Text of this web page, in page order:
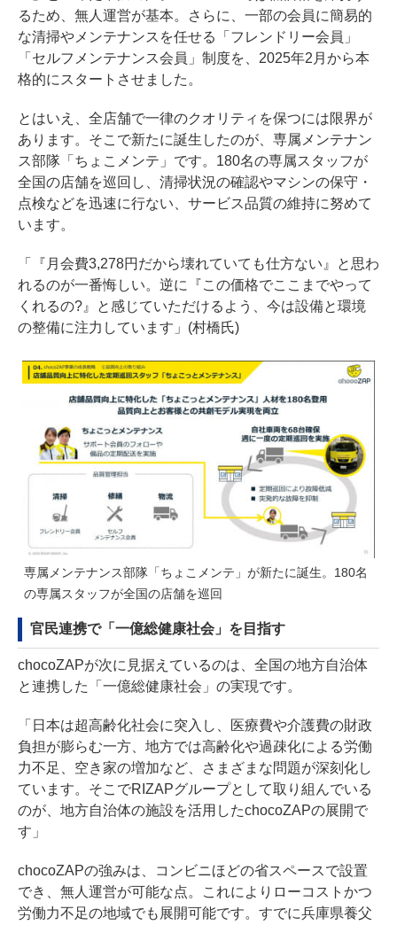
るため、無人運営が基本。さらに、一部の会員に簡易的
な清掃やメンテナンスを任せる「フレンドリー会員」
「セルフメンテナンス会員」制度を、2025年2月から本
格的にスタートさせました。
とはいえ、全店舗で一律のクオリティを保つには限界が
あります。そこで新たに誕生したのが、専属メンテナン
ス部隊「ちょこメンテ」です。180名の専属スタッフが
全国の店舗を巡回し、清掃状況の確認やマシンの保守・
点検などを迅速に行ない、サービス品質の維持に努めて
います。
「『月会費3,278円だから壊れていても仕方ない』と思わ
れるのが一番悔しい。逆に『この価格でここまでやって
くれるの?』と感じていただけるよう、今は設備と環境
の整備に注力しています」(村橋氏)
専属メンテナンス部隊「ちょこメンテ」が新たに誕生。180名
の専属スタッフが全国の店舗を巡回
官民連携で「一億総健康社会」を目指す
chocoZAPが次に見据えているのは、全国の地方自治体
と連携した「一億総健康社会」の実現です。
「日本は超高齢化社会に突入し、医療費や介護費の財政
負担が膨らむ一方、地方では高齢化や過疎化による労働
力不足、空き家の増加など、さまざまな問題が深刻化し
ています。そこでRIZAPグループとして取り組んでいる
のが、地方自治体の施設を活用したchocoZAPの展開で
す」
chocoZAPの強みは、コンビニほどの省スペースで設置
でき、無人運営が可能な点。これによりローコストかつ
労働力不足の地域でも展開可能です。すでに兵庫県養父